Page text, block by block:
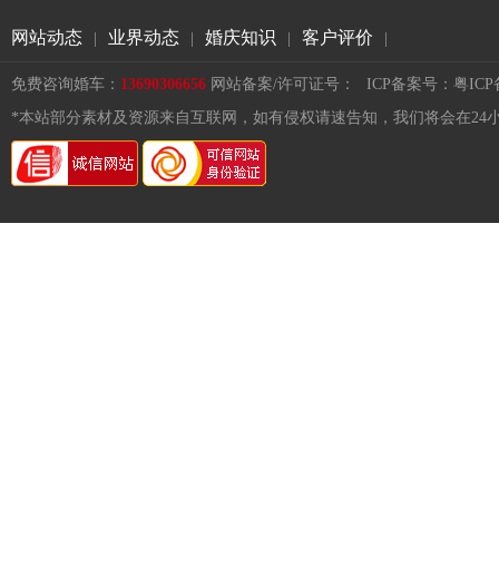
网站动态 业界动态 婚庆知识 客户评价
免费咨询婚车： 13690306656 网站备案/许可证号：
ICP备案号：粤ICP
*本站部分素材及资源来自互联网，如有侵权请速告知，我们将会在24